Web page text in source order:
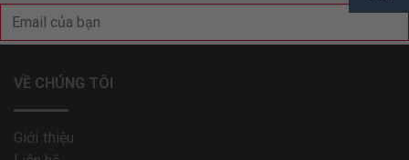
VỀ CHÚNG TÔI
Giới thiệu